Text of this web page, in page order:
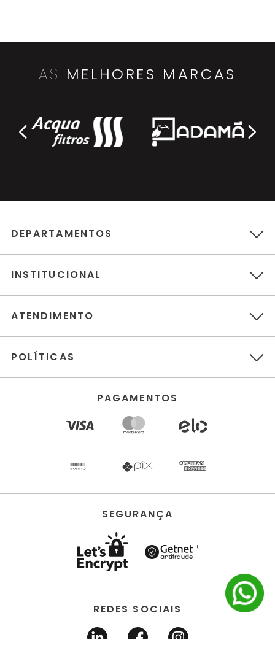
AS MELHORES MARCAS
DEPARTAMENTOS
INSTITUCIONAL
ATENDIMENTO
POLÍTICAS
PAGAMENTOS
SEGURANÇA
REDES SOCIAIS